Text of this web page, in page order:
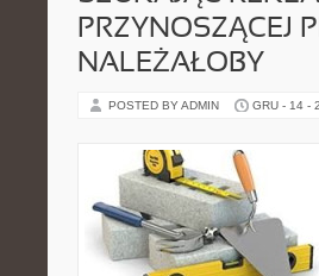
PRZYNOSZĄCEJ
NALEŻAŁOBY
POSTED BY ADMIN GRU - 14 -